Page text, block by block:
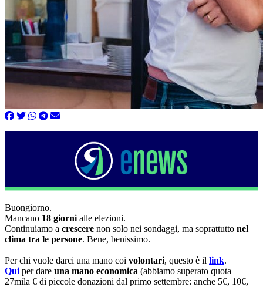
Buongiorno.
Mancano 18 giorni alle elezioni.
Continuiamo a crescere non solo nei sondaggi, ma soprattutto nel
clima tra le persone. Bene, benissimo.
Per chi vuole darci una mano coi volontari, questo è il link.
Qui per dare una mano economica (abbiamo superato quota
27mila € di piccole donazioni dal primo settembre: anche 5€, 10€,